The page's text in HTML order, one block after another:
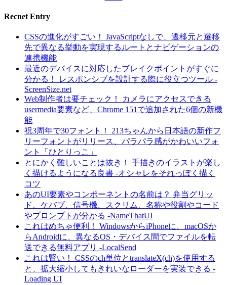
Recnet Entry
CSSの進化がすごい！ JavaScriptなしで、遷移元と遷移
先で異なる挙動を実現するルートとナビゲーションの
連携機能
最近のデバイスに対応したブレイクポイントがすぐに
分かる！ レスポンシブを設計する際に役立つツール -
ScreenSize.net
Web制作者は要チェック！ カメラにアクセスできる
usermedia要素など、Chrome 151で追加された6個の新機
能
祝3周年で30フォント！ 213ちゃんから日本語の新作フ
リーフォントがリリース、パラパラ感がかわいいフォ
ント「ひとりっこ」
とにかく難しいことは抜き！ 手描きのイラストが楽し
く描けるようになる良書 -オシャレをそれっぽく描く
コツ
あのUI要素やコンポーネントの名前は？ 弁当グリッ
ド、ケバブ、信号機、スクリム、名称や役割やコード
やプロンプトが分かる -NameThatUI
これはめちゃ便利！ WindowsからiPhoneに、macOSか
らAndroidに、異なるOS・デバイス間でファイルを転
送できる無料アプリ -LocalSend
これは賢い！ CSSのch単位とtranslateX(ch)を使用する
と、拡大縮小してもきれいなローダーを実装できる -
Loading UI